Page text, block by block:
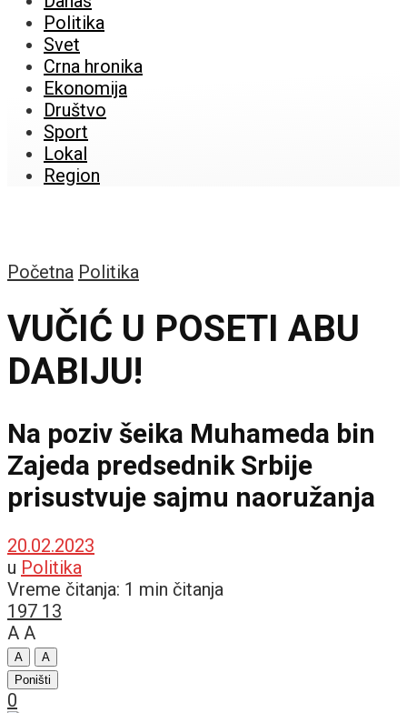
Politika
Svet
Crna hronika
Ekonomija
Društvo
Sport
Lokal
Region
Početna Politika
VUČIĆ U POSETI ABU
DABIJU!
Na poziv šeika Muhameda bin
Zajeda predsednik Srbije
prisustvuje sajmu naoružanja
20.02.2023
u Politika
Vreme čitanja: 1 min čitanja
197 13
A A
A
A
Poništi
0